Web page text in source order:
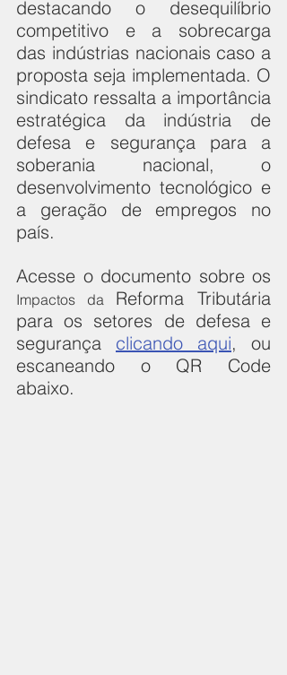
destacando o desequilíbrio
competitivo e a sobrecarga
das indústrias nacionais caso a
proposta seja implementada. O
sindicato ressalta a importância
estratégica da indústria de
defesa e segurança para a
soberania nacional, o
desenvolvimento tecnológico e
a geração de empregos no
país.
Impactos da Reforma Tributária
para os setores de defesa e
segurança clicando aqui, ou
escaneando o QR Code
abaixo.